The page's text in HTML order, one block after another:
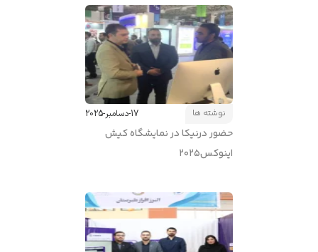
نوشته ها
حضور درنیکا در نمایشگاه کیش
اینوکس2025